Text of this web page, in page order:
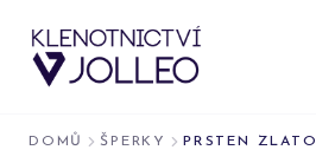
DOMŮ ŠPERKY PRSTEN ZLATO